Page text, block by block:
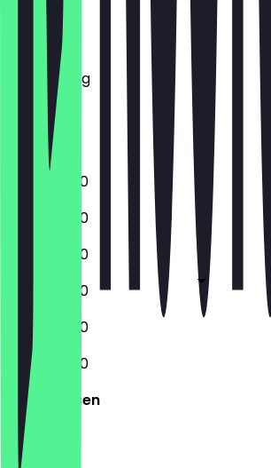
Montag
Dienstag
Mittwoch
Donnerstag
Freitag
Samstag
Sonntag
08:00 - 11:30
08:00 - 11:30
08:00 - 11:30
08:00 - 11:30
08:00 - 11:30
08:00 - 11:30
Geschlossen